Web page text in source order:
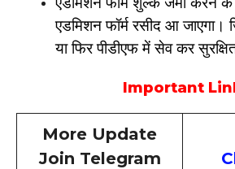
एडमिशन फॉर्म रसीद आ
या फिर पीडीएफ में सेव कर
Important
More Update
Join Telegram